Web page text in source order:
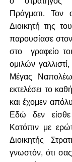
Πράγματι. Τον
Διοικητή της
παρουσίασε
στο γραφείο
ομιλών
Μέγας
εκτελέσει το
και έχομεν
Εδώ δεν είσθε
Κατόπιν με
Διοικητής
γνωστόν, ότι